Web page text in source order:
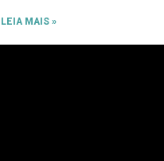
LEIA MAIS »